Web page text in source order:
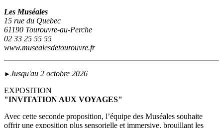
Les Muséales
15 rue du Quebec
61190 Tourouvre-au-Perche
02 33 25 55 55
www.musealesdetourouvre.fr
► Jusqu'au 2 octobre 2026
EXPOSITION
"INVITATION AUX VOYAGES"
Avec cette seconde proposition, l’équipe des Muséales souhaite
offrir une exposition plus sensorielle et immersive, brouillant les